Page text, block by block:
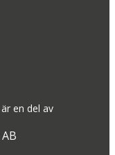
en del av